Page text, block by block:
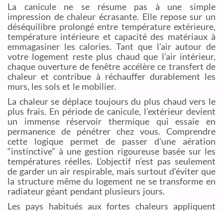
La canicule ne se résume pas à une simple
impression de chaleur écrasante. Elle repose sur un
déséquilibre prolongé entre température extérieure,
température intérieure et capacité des matériaux à
emmagasiner les calories. Tant que l’air autour de
votre logement reste plus chaud que l’air intérieur,
chaque ouverture de fenêtre accélère ce transfert de
chaleur et contribue à réchauffer durablement les
murs, les sols et le mobilier.
La chaleur se déplace toujours du plus chaud vers le
plus frais. En période de canicule, l’extérieur devient
un immense réservoir thermique qui essaie en
permanence de pénétrer chez vous. Comprendre
cette logique permet de passer d’une aération
“instinctive” à une gestion rigoureuse basée sur les
températures réelles. L’objectif n’est pas seulement
de garder un air respirable, mais surtout d’éviter que
la structure même du logement ne se transforme en
radiateur géant pendant plusieurs jours.
Les pays habitués aux fortes chaleurs appliquent